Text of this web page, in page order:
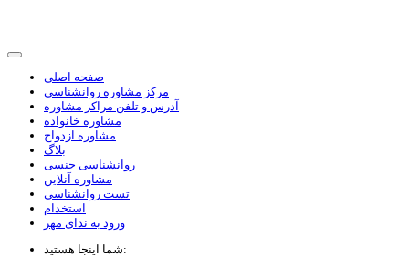
صفحه اصلی
مرکز مشاوره روانشناسی
آدرس و تلفن مراکز مشاوره
مشاوره خانواده
مشاوره ازدواج
بلاگ
روانشناسی جنسی
مشاوره آنلاین
تست روانشناسی
استخدام
ورود به ندای مهر
شما اینجا هستید: